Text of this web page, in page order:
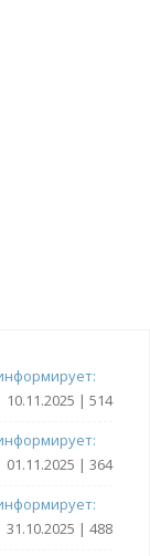
10.11.2025 | 514
01.11.2025 | 364
31.10.2025 | 488